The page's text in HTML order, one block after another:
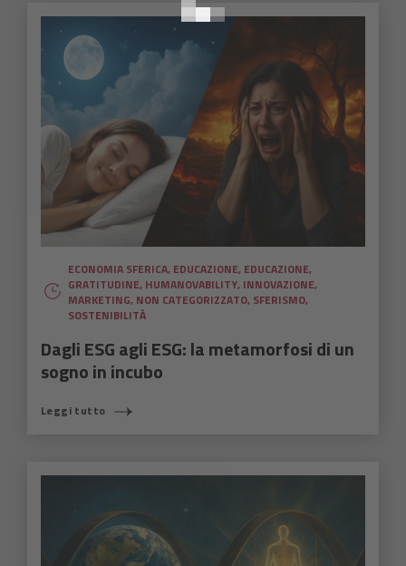
ECONOMIA SFERICA, EDUCAZIONE, EDUCAZIONE,
GRATITUDINE, HUMANOVABILITY, INNOVAZIONE,
MARKETING, NON CATEGORIZZATO, SFERISMO,
SOSTENIBILITÀ
Dagli ESG agli ESG: la metamorfosi di un
sogno in incubo
Leggi tutto